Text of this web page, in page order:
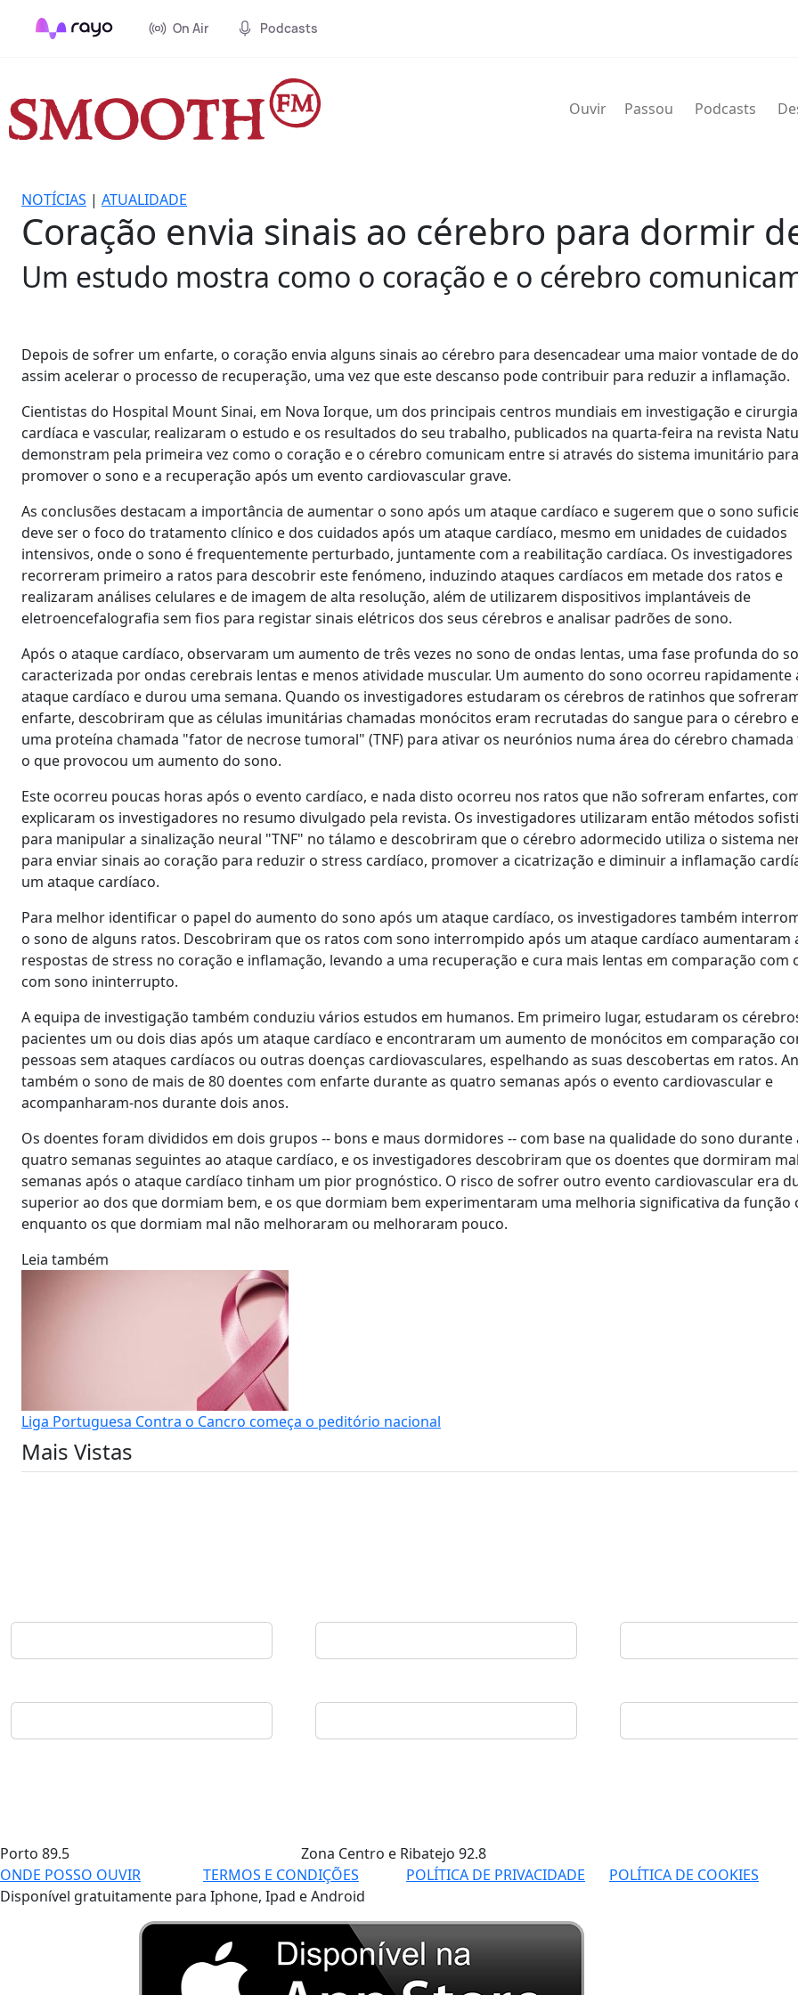
On Air Podcasts
Ouvir Passou Podcasts
NOTÍCIAS | ATUALIDADE
Coração envia sinais ao cérebro para dormir
Um estudo mostra como o coração e o cérebro
Depois de sofrer um enfarte, o coração envia alguns sinais ao cérebro para desencadear uma maior vontade de
assim acelerar o processo de recuperação, uma vez que este descanso pode contribuir para reduzir a inflamação.
Cientistas do Hospital Mount Sinai, em Nova Iorque, um dos principais centros mundiais em investigação e cirurgia
cardíaca e vascular, realizaram o estudo e os resultados do seu trabalho, publicados na quarta-feira na revista
demonstram pela primeira vez como o coração e o cérebro comunicam entre si através do sistema imunitário para
promover o sono e a recuperação após um evento cardiovascular grave.
As conclusões destacam a importância de aumentar o sono após um ataque cardíaco e sugerem que o sono
deve ser o foco do tratamento clínico e dos cuidados após um ataque cardíaco, mesmo em unidades de cuidados
intensivos, onde o sono é frequentemente perturbado, juntamente com a reabilitação cardíaca. Os investigadores
recorreram primeiro a ratos para descobrir este fenómeno, induzindo ataques cardíacos em metade dos ratos e
realizaram análises celulares e de imagem de alta resolução, além de utilizarem dispositivos implantáveis de
eletroencefalografia sem fios para registar sinais elétricos dos seus cérebros e analisar padrões de sono.
Após o ataque cardíaco, observaram um aumento de três vezes no sono de ondas lentas, uma fase profunda do
caracterizada por ondas cerebrais lentas e menos atividade muscular. Um aumento do sono ocorreu rapidamente
ataque cardíaco e durou uma semana. Quando os investigadores estudaram os cérebros de ratinhos que
enfarte, descobriram que as células imunitárias chamadas monócitos eram recrutadas do sangue para o cérebro
uma proteína chamada "fator de necrose tumoral" (TNF) para ativar os neurónios numa área do cérebro chamada
o que provocou um aumento do sono.
Este ocorreu poucas horas após o evento cardíaco, e nada disto ocorreu nos ratos que não sofreram enfartes,
explicaram os investigadores no resumo divulgado pela revista. Os investigadores utilizaram então métodos
para manipular a sinalização neural "TNF" no tálamo e descobriram que o cérebro adormecido utiliza o sistema
para enviar sinais ao coração para reduzir o stress cardíaco, promover a cicatrização e diminuir a inflamação
um ataque cardíaco.
Para melhor identificar o papel do aumento do sono após um ataque cardíaco, os investigadores também
o sono de alguns ratos. Descobriram que os ratos com sono interrompido após um ataque cardíaco aumentaram
respostas de stress no coração e inflamação, levando a uma recuperação e cura mais lentas em comparação com
com sono ininterrupto.
A equipa de investigação também conduziu vários estudos em humanos. Em primeiro lugar, estudaram os
pacientes um ou dois dias após um ataque cardíaco e encontraram um aumento de monócitos em comparação
pessoas sem ataques cardíacos ou outras doenças cardiovasculares, espelhando as suas descobertas em ratos.
também o sono de mais de 80 doentes com enfarte durante as quatro semanas após o evento cardiovascular e
acompanharam-nos durante dois anos.
Os doentes foram divididos em dois grupos -- bons e maus dormidores -- com base na qualidade do sono durante
quatro semanas seguintes ao ataque cardíaco, e os investigadores descobriram que os doentes que dormiram
semanas após o ataque cardíaco tinham um pior prognóstico. O risco de sofrer outro evento cardiovascular era
superior ao dos que dormiam bem, e os que dormiam bem experimentaram uma melhoria significativa da função
enquanto os que dormiam mal não melhoraram ou melhoraram pouco.
Leia também
Liga Portuguesa Contra o Cancro começa o peditório nacional
Mais Vistas
Porto 89.5 Zona Centro e Ribatejo 92.8
ONDE POSSO OUVIR
TERMOS E CONDIÇÕES POLÍTICA DE PRIVACIDADE POLÍTICA DE COOKIES
Disponível gratuitamente para Iphone, Ipad e Android